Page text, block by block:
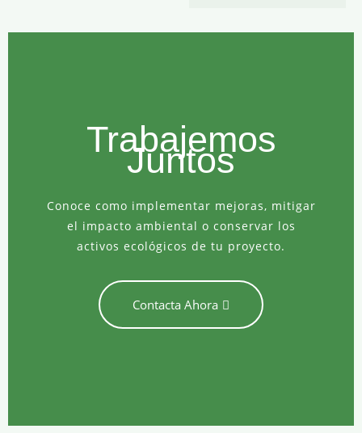
Trabajemos
Juntos
Conoce como implementar mejoras, mitigar
el impacto ambiental o conservar los
activos ecológicos de tu proyecto.
Contacta Ahora